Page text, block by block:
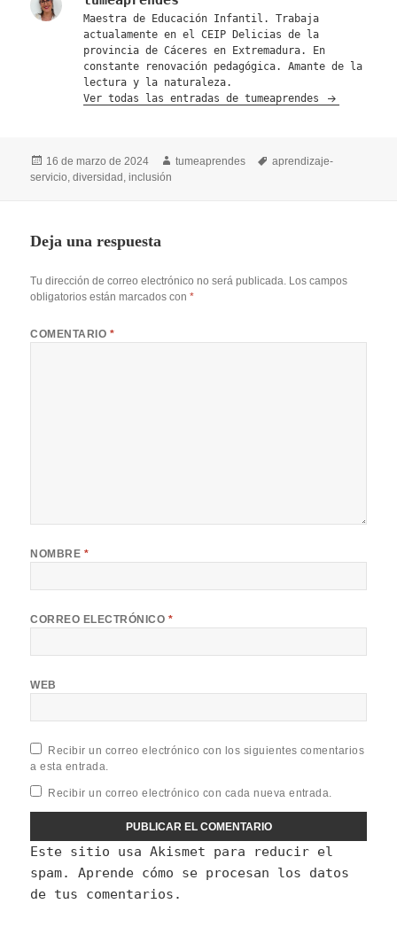
Maestra de Educación Infantil. Trabaja
actualamente en el CEIP Delicias de la
provincia de Cáceres en Extremadura. En
constante renovación pedagógica. Amante de la
lectura y la naturaleza.
Ver todas las entradas de tumeaprendes
Publicado
el
16 de marzo de 2024 Autor
tumeaprendes Etiquetas
aprendizaje-
servicio ,diversidad ,inclusión
Deja una respuesta
Tu dirección de correo electrónico no será publicada. Los campos
obligatorios están marcados con*
COMENTARIO *
NOMBRE *
CORREO ELECTRÓNICO *
WEB
Recibir un correo electrónico con los siguientes comentarios
a esta entrada.
Recibir un correo electrónico con cada nueva entrada.
Este sitio usa Akismet para reducir el
spam.Aprende cómo se procesan los datos
de tus comentarios.